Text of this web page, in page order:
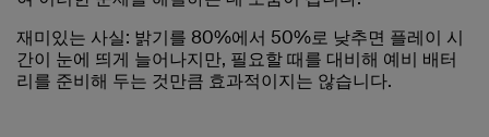
재미있는 사실: 밝기를 80%에서 50%로 낮추면 플레이 시
간이 눈에 띄게 늘어나지만, 필요할 때를 대비해 예비 배터
리를 준비해 두는 것만큼 효과적이지는 않습니다.